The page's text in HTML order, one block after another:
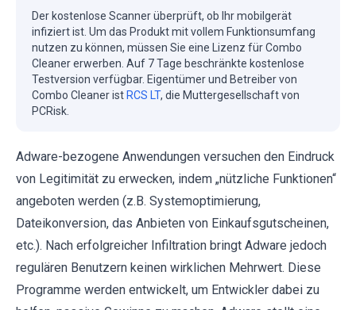
Der kostenlose Scanner überprüft, ob Ihr mobilgerät
infiziert ist. Um das Produkt mit vollem Funktionsumfang
nutzen zu können, müssen Sie eine Lizenz für Combo
Cleaner erwerben. Auf 7 Tage beschränkte kostenlose
Testversion verfügbar. Eigentümer und Betreiber von
Combo Cleaner ist RCS LT, die Muttergesellschaft von
PCRisk.
Adware-bezogene Anwendungen versuchen den Eindruck
von Legitimität zu erwecken, indem „nützliche Funktionen“
angeboten werden (z.B. Systemoptimierung,
Dateikonversion, das Anbieten von Einkaufsgutscheinen,
etc.). Nach erfolgreicher Infiltration bringt Adware jedoch
regulären Benutzern keinen wirklichen Mehrwert. Diese
Programme werden entwickelt, um Entwickler dabei zu